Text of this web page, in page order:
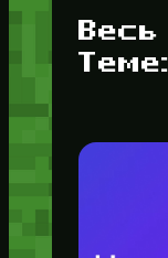
Весь
Теме: